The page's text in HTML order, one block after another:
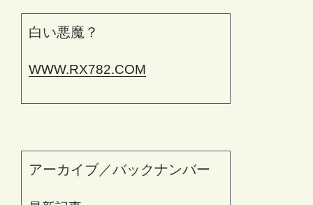
白い悪魔？
WWW.RX782.COM
アーカイブ／バックナンバー